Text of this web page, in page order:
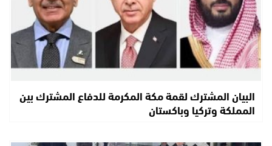
البيان المشترك لقمة مكة المكرمة للدفاع المشترك بين
المملكة وتركيا وباكستان